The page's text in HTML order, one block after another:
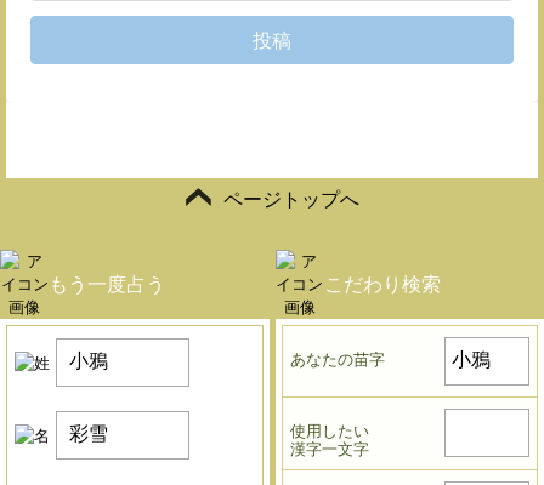
投稿
ページトップへ
もう一度占う こだわり検索
あなたの苗字
使用したい
漢字一文字